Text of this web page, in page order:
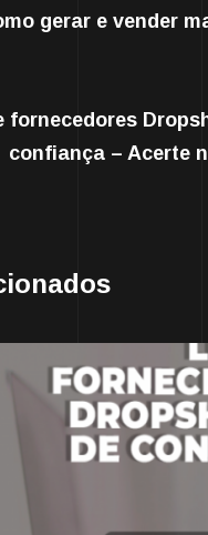
gerar e vender
fornecedores
confiança – Acerte